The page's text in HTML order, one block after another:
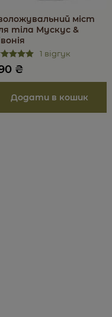
міст
тіла Мускус &
1 відгук
₴